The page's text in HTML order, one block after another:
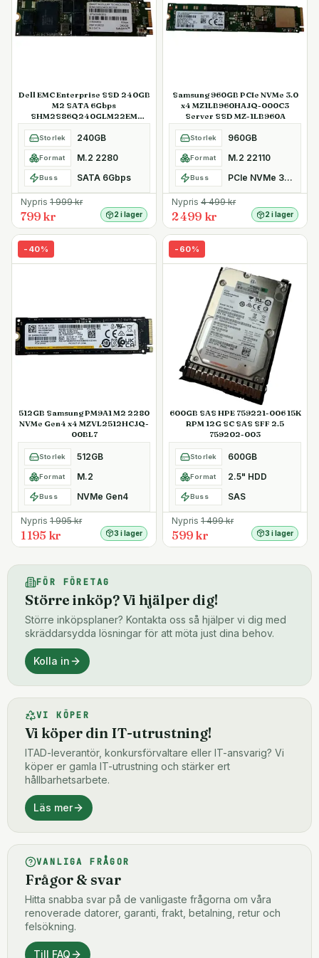
Dell EMC Enterprise SSD 240GB
M2 SATA 6Gbps
SHM2S86Q240GLM22EM
Kioxia SafeDATA
Storlek 240GB
Format M.2 2280
Buss SATA 6Gbps
Nypris 1 999kr
799 kr 2 i lager
Samsung 960GB PCIe NVMe 3.0
x4 MZ1LB960HAJQ-000C3
Server SSD MZ-1LB960A
Storlek 960GB
Format M.2 22110
Buss PCIe NVMe 3.0 x4
Nypris 4 499kr
2 499 kr 2 i lager
- 40%
512GB Samsung PM9A1 M2 2280
NVMe Gen4 x4 MZVL2512HCJQ-
00BL7
Storlek 512GB
Format M.2
Buss NVMe Gen4
Nypris 1 995kr
1 195 kr 3 i lager
- 60%
600GB SAS HPE 759221-006 15K
RPM 12G SC SAS SFF 2.5
759202-003
Storlek 600GB
Format 2.5" HDD
Buss SAS
Nypris 1 499kr
599 kr 3 i lager
FÖR FÖRETAG
Större inköp? Vi hjälper dig!
Större inköpsplaner? Kontakta oss så hjälper vi dig med
skräddarsydda lösningar för att möta just dina behov.
Kolla in
VI KÖPER
Vi köper din IT-utrustning!
ITAD-leverantör, konkursförvaltare eller IT-ansvarig? Vi
köper er gamla IT-utrustning och stärker ert
hållbarhetsarbete.
Läs mer
VANLIGA FRÅGOR
Frågor & svar
Hitta snabba svar på de vanligaste frågorna om våra
renoverade datorer, garanti, frakt, betalning, retur och
felsökning.
Till FAQ